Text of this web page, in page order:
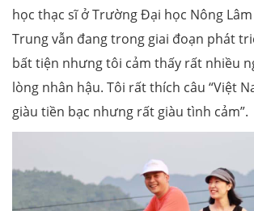
học thạc sĩ ở Trường Đại học Nông
Trung vẫn đang trong giai đoạn phát
bất tiện nhưng tôi cảm thấy rất nhiều
lòng nhân hậu. Tôi rất thích câu “Việt
giàu tiền bạc nhưng rất giàu tình cảm”.